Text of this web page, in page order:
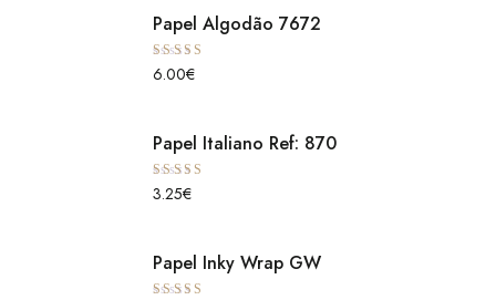
Papel Algodão 7672
Avaliação
5.00 de 5
6.00€
Papel Italiano Ref: 870
Avaliação
5.00de 5
3.25€
Papel Inky Wrap GW